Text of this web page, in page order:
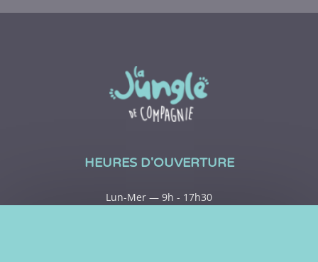
HEURES D'OUVERTURE
Lun-Mer — 9h - 17h30